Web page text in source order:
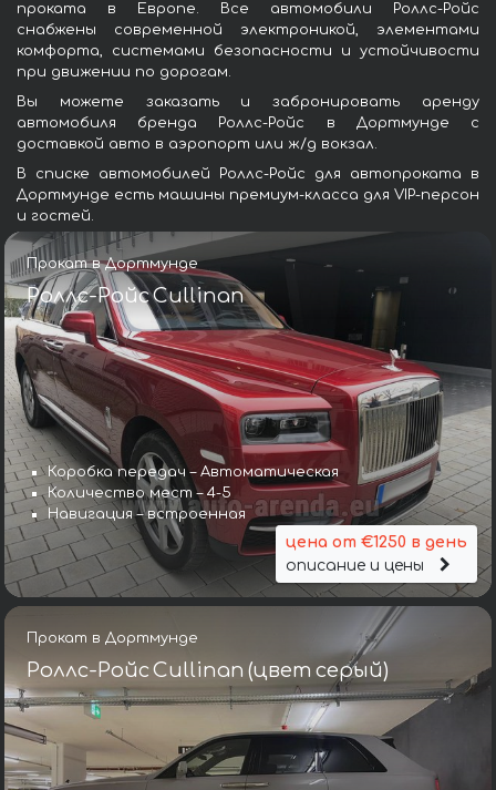
проката в Европе. Все автомобили Роллс-Ройс
снабжены современной электроникой, элементами
комфорта, системами безопасности и устойчивости
при движении по дорогам.
Вы можете заказать и забронировать аренду
автомобиля бренда Роллс-Ройс в Дортмунде с
доставкой авто в аэропорт или ж/д вокзал.
В списке автомобилей Роллс-Ройс для автопроката в
Дортмунде есть машины премиум-класса для VIP-персон
и гостей.
Прокат в Дортмунде
Роллс-Ройс Cullinan
Коробка передач – Автоматическая
Количество мест – 4-5
Навигация – встроенная
цена от €1250 в день
описание и цены
Прокат в Дортмунде
Роллс-Ройс Cullinan (цвет серый)